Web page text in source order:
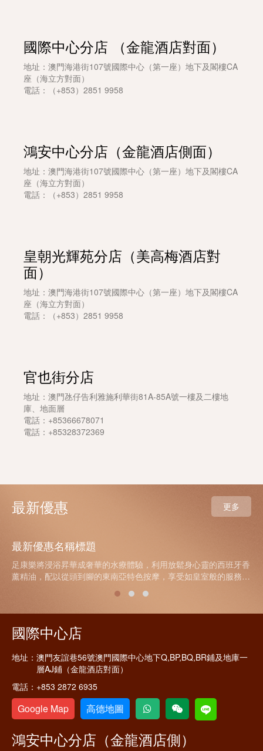
國際中心分店 （金龍酒店對面）
地址：澳門海港街107號國際中心（第一座）地下及閣樓CA
座（海立方對面）
電話：（+853）2851 9958
鴻安中心分店（金龍酒店側面）
地址：澳門海港街107號國際中心（第一座）地下及閣樓CA
座（海立方對面）
電話：（+853）2851 9958
皇朝光輝苑分店（美高梅酒店對
面）
地址：澳門海港街107號國際中心（第一座）地下及閣樓CA
座（海立方對面）
電話：（+853）2851 9958
官也街分店
地址：澳門氹仔告利雅施利華街81A-85A號一樓及二樓地
庫、地面層
電話：+85366678071
電話：+85328372369
最新優惠 更多
最新優惠名稱標題
足康樂將浸浴昇華成奢華的水療體驗，利用放鬆身心靈的西班牙香
薰精油，配以從頭到腳的東南亞特色按摩，享受如皇室般的服務體
驗，在恬靜而豪華的浸浴體驗下享受專屬自己的時光，讓你在舒適
又寧靜的空間裡頓時釋放所有...
國際中心店
地址： 澳門友誼巷56號澳門國際中心地下Q,BP,BQ,BR鋪及地庫一
層AJ鋪（金龍酒店對面）
電話： +853 2872 6935
Google Map 高德地圖
鴻安中心分店（金龍酒店側）